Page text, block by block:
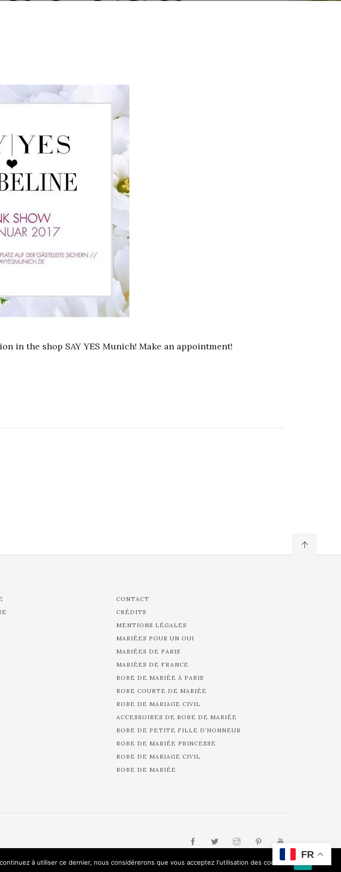
in the shop SAY YES Munich! Make an appointment!
CONTACT
CRÉDITS
MENTIONS LÉGALES
MARIÉES POUR UN OUI
MARIÉES DE PARIS
MARIÉES DE FRANCE
ROBE DE MARIÉE À PARIS
ROBE COURTE DE MARIÉE
ROBE DE MARIAGE CIVIL
ACCESSOIRES DE ROBE DE MARIÉE
ROBE DE PETITE FILLE D’HONNEUR
ROBE DE MARIÉE PRINCESSE
ROBE DE MARIAGE CIVIL
ROBE DE MARIÉE
FR
à utiliser ce dernier, nous considérerons que vous acceptez l'utilisation des cookies.